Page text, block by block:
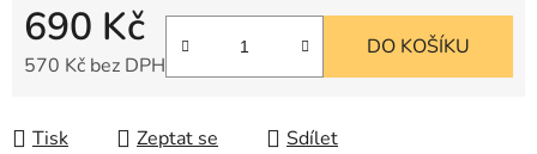
690 Kč
570 Kč bez DPH
DO KOŠÍKU
Tisk Zeptat se Sdílet